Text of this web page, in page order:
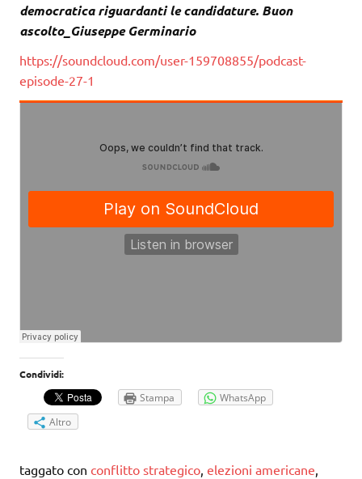
democratica riguardanti le candidature. Buon
ascolto_Giuseppe Germinario
https://soundcloud.com/user-159708855/podcast-
episode-27-1
Condividi:
Stampa
WhatsApp
Altro
taggato con conflitto strategico, elezioni americane,